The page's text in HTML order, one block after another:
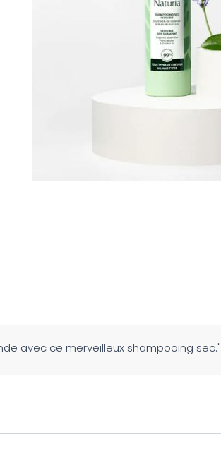
avec ce merveilleux shampooing sec."